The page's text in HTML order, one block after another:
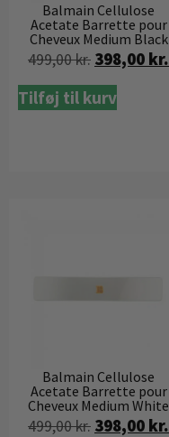
Balmain Cellulose
Acetate Barrette pour
Cheveux Medium Black
499,00kr. 398,00 kr.
Tilføj til kurv
Balmain Cellulose
Acetate Barrette pour
Cheveux Medium White
499,00kr. 398,00 kr.